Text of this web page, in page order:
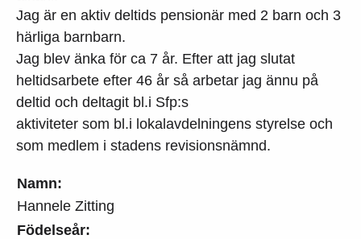
Namn:
Hannele Zitting
Födelseår:
Jag är en aktiv deltids pensionär med 2 barn och 3
härliga barnbarn.
Jag blev änka för ca 7 år. Efter att jag slutat
heltidsarbete efter 46 år så arbetar jag ännu på
deltid och deltagit bl.i Sfp:s
aktiviteter som bl.i lokalavdelningens styrelse och
som medlem i stadens revisionsnämnd.